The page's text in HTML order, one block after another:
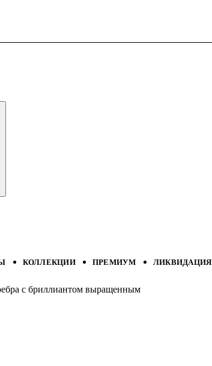
КОЛЛЕКЦИИ ПРЕМИУМ ЛИКВИДАЦИЯ
с бриллиантом выращенным